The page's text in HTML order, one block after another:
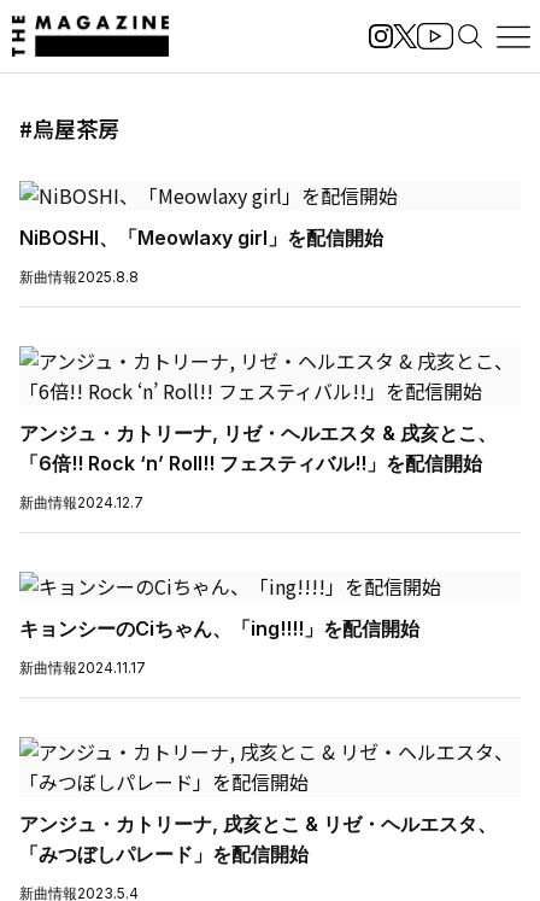
#烏屋茶房
NiBOSHI、「Meowlaxy girl」を配信開始
新曲情報2025.8.8
アンジュ・カトリーナ, リゼ・ヘルエスタ & 戌亥とこ、
「6倍!! Rock ‘n’ Roll!! フェスティバル!!」を配信開始
新曲情報2024.12.7
キョンシーのCiちゃん、「ing!!!!」を配信開始
新曲情報2024.11.17
アンジュ・カトリーナ, 戌亥とこ & リゼ・ヘルエスタ、
「みつぼしパレード」を配信開始
新曲情報2023.5.4